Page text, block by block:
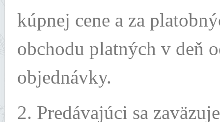
kúpnej cene a za
obchodu platných v deň
objednávky.
2. Predávajúci sa